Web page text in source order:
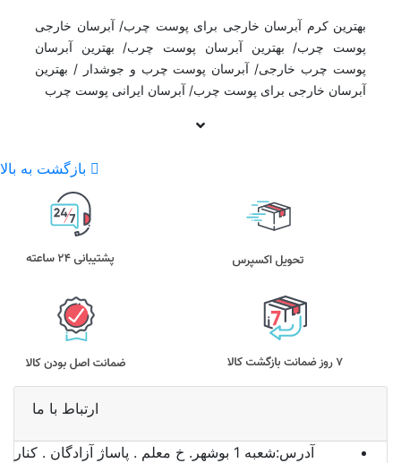
بهترین کرم آبرسان خارجی برای پوست چرب/ آبرسان خارجی
پوست چرب/ بهترین آبرسان پوست چرب/ بهترین آبرسان
پوست چرب خارجی/ آبرسان پوست چرب و جوشدار / بهترین
آبرسان خارجی برای پوست چرب/ آبرسان ایرانی پوست چرب
بازگشت به بالا
ارتباط با ما
آدرس:
شعبه 1 بوشهر. خ معلم . پاساژ آزادگان . کنار